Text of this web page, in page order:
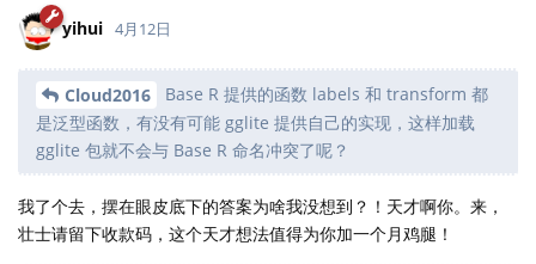
yihui 4月12日
Cloud2016
Base R 提供的函数 labels 和 transform 都
是泛型函数，有没有可能 gglite 提供自己的实现，这样加载
gglite 包就不会与 Base R 命名冲突了呢？
我了个去，摆在眼皮底下的答案为啥我没想到？！天才啊你。来，
壮士请留下收款码，这个天才想法值得为你加一个月鸡腿！